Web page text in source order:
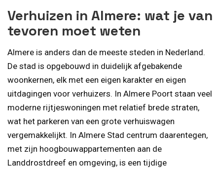
Verhuizen in Almere: wat je van
tevoren moet weten
Almere is anders dan de meeste steden in Nederland.
De stad is opgebouwd in duidelijk afgebakende
woonkernen, elk met een eigen karakter en eigen
uitdagingen voor verhuizers. In Almere Poort staan veel
moderne rijtjeswoningen met relatief brede straten,
wat het parkeren van een grote verhuiswagen
vergemakkelijkt. In Almere Stad centrum daarentegen,
met zijn hoogbouwappartementen aan de
Landdrostdreef en omgeving, is een tijdige